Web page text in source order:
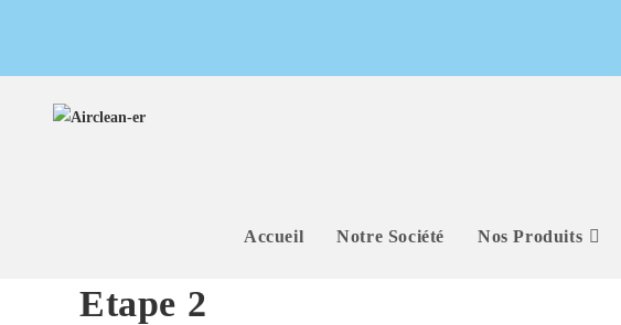
Accueil Notre Société Nos Produits
Etape 2